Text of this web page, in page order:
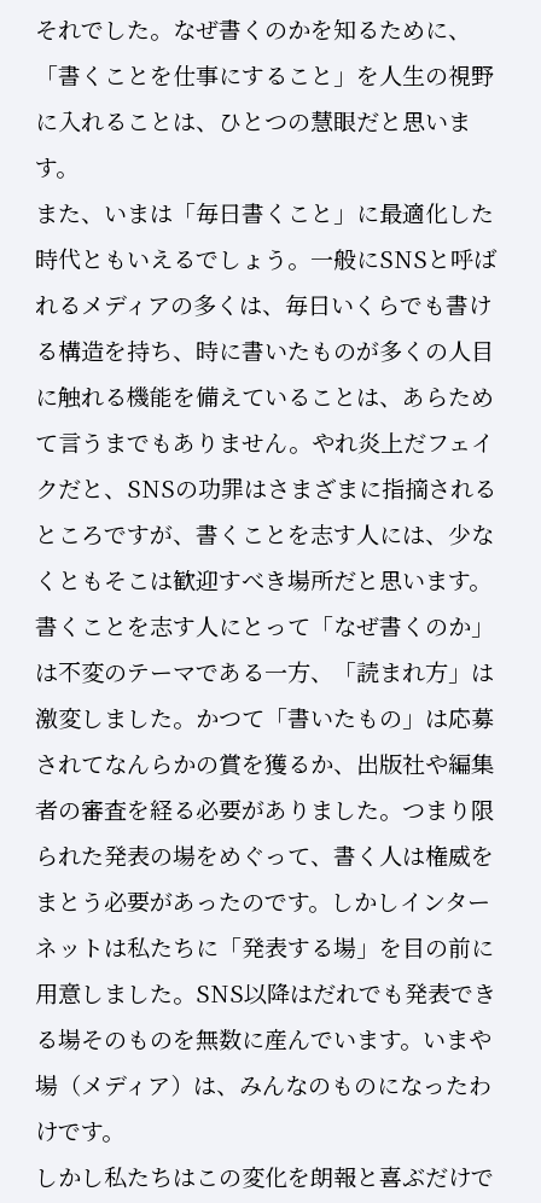
それでした。なぜ書くのかを知るために、
「書くことを仕事にすること」を人生の視野
に入れることは、ひとつの慧眼だと思いま
す。
また、いまは「毎日書くこと」に最適化した
時代ともいえるでしょう。一般にSNSと呼ば
れるメディアの多くは、毎日いくらでも書け
る構造を持ち、時に書いたものが多くの人目
に触れる機能を備えていることは、あらため
て言うまでもありません。やれ炎上だフェイ
クだと、SNSの功罪はさまざまに指摘される
ところですが、書くことを志す人には、少な
くともそこは歓迎すべき場所だと思います。
書くことを志す人にとって「なぜ書くのか」
は不変のテーマである一方、「読まれ方」は
激変しました。かつて「書いたもの」は応募
されてなんらかの賞を獲るか、出版社や編集
者の審査を経る必要がありました。つまり限
られた発表の場をめぐって、書く人は権威を
まとう必要があったのです。しかしインター
ネットは私たちに「発表する場」を目の前に
用意しました。SNS以降はだれでも発表でき
る場そのものを無数に産んでいます。いまや
場（メディア）は、みんなのものになったわ
けです。
しかし私たちはこの変化を朗報と喜ぶだけで